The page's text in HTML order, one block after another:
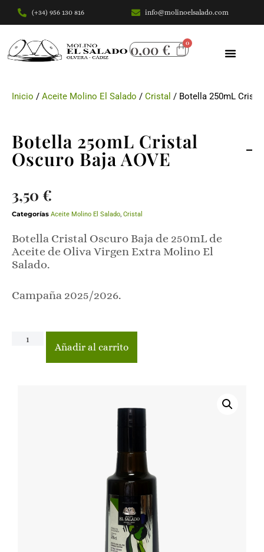
al
contenido
(+34) 956 130 816 info@molinoelsalado.com
0,00 €
Inicio / Aceite Molino El Salado / Cristal / Botella 250mL
Botella 250mL Cristal
Oscuro Baja AOVE
3,50 €
Categorías Aceite Molino El Salado, Cristal
Botella Cristal Oscuro Baja de 250mL de
Aceite de Oliva Virgen Extra Molino El
Salado.
Campaña 2025/2026.
Añadir al carrito